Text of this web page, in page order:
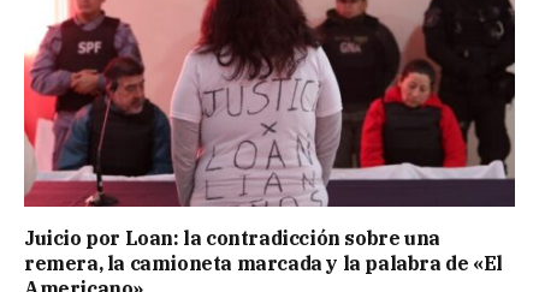
Juicio por Loan: la contradicción sobre una
remera, la camioneta marcada y la palabra de «El